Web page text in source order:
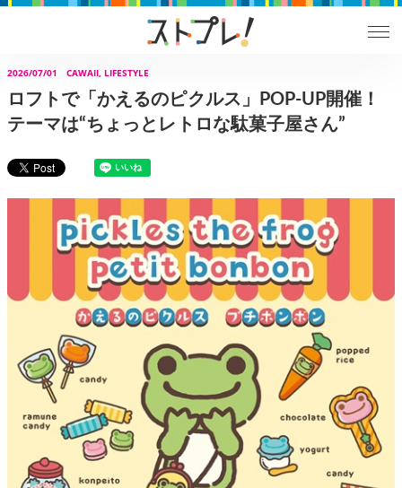
2026/07/01 CAWAII, LIFESTYLE
ロフトで「かえるのピクルス」POP-UP開催！
テーマは“ちょっとレトロな駄菓子屋さん”